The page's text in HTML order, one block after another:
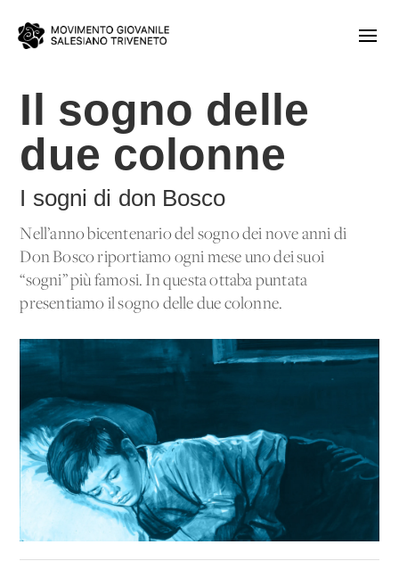
Il sogno delle
due colonne
I sogni di don Bosco
Nell’anno bicentenario del sogno dei nove anni di
Don Bosco riportiamo ogni mese uno dei suoi
“sogni” più famosi. In questa ottaba puntata
presentiamo il sogno delle due colonne.